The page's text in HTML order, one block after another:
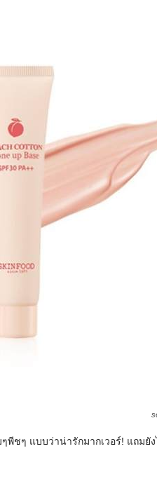
พีชๆ แบบว่าน่ารักมากเวอร์! แถมยั